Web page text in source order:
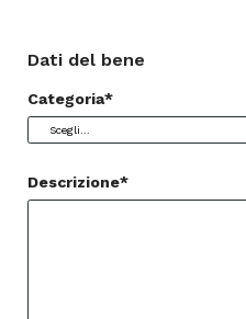
Dati del bene
Categoria*
Descrizione*